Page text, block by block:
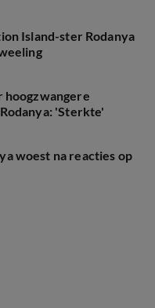
Island-ster Rodanya
hoogzwangere
'Sterkte'
woest na reacties op